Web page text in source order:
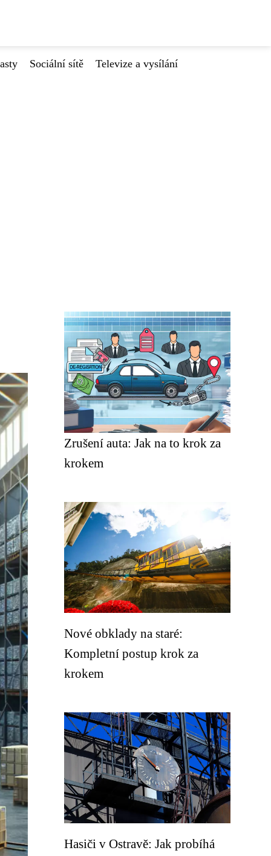
Sociální sítě Televize a vysílání
Zrušení auta: Jak na to krok za
krokem
Nové obklady na staré:
Kompletní postup krok za
krokem
Hasiči v Ostravě: Jak probíhá